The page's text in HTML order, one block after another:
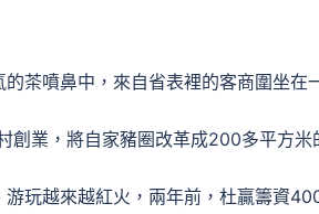
茶噴鼻中，來自省表裡的客商圍坐在
業，將自家豬圈改革成200多平方米
玩越來越紅火，兩年前，杜贏籌資